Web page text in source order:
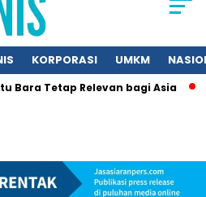
KORPORASI UMKM
Tetap Relevan bagi Asia